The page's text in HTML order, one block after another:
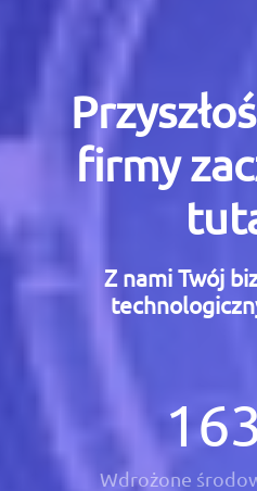
firmy
Z nami Twój
Wdrożone